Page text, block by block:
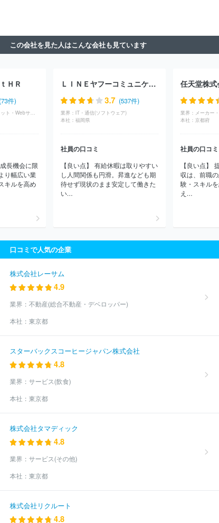
通信
株式会社アルファポリス
この会社を見た人はこんな会社も見ています
ＨＲ
件)
長機会に限
り幅広い業
キルを高め
ＬＩＮＥヤフーコミュニケーションズ株式会社
3.7 (537件)
業界： IT・通信(ソフトウェア)
本社： 福岡県
社員の口コミ
【良い点】 有給休暇は取りやすい
し人間関係も円滑。昇進なども期
待せず現状のまま安定して働きた
い...
任天堂株
業界：
本社： 京都府
社員の口コミ
【良い点】
収は、前職
験・スキル
え...
口コミで人気の企業
株式会社レーサム
4.9
業界： 不動産(総合不動産・デベロッパー)
本社： 東京都
スターバックスコーヒージャパン株式会社
4.8
業界： サービス(飲食)
本社： 東京都
株式会社タマディック
4.8
業界： サービス(その他)
本社： 東京都
株式会社リクルート
4.8